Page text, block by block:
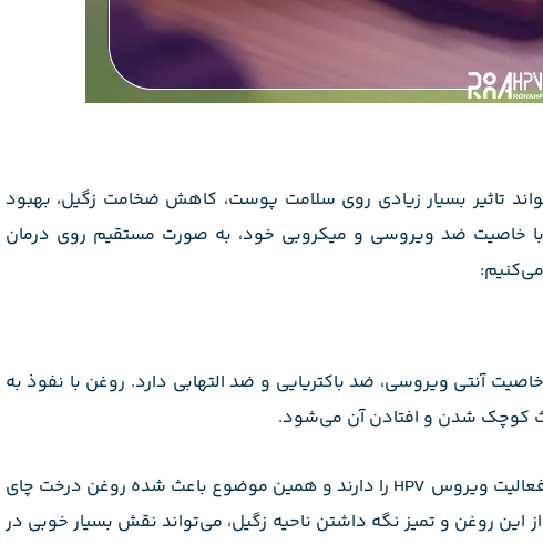
تاثیر بسیار زیادی روی سلامت پوست، کاهش ضخامت زگیل، بهبود
خاصیت ضد ویروسی و میکروبی خود، به صورت مستقیم روی درمان
آنتی ویروسی، ضد باکتریایی و ضد التهابی دارد. روغن با نفوذ به
کوچک شدن و افتادن آن می‌شود.
توانایی مهار فعالیت ویروس HPV را دارند و همین موضوع باعث شده روغن درخت چای
این روغن و تمیز نگه داشتن ناحیه زگیل، می‌تواند نقش بسیار خوبی در